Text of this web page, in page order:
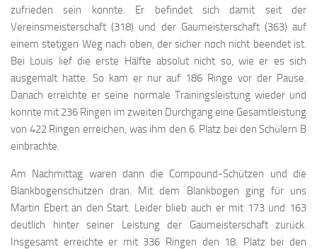
zufrieden sein konnte. Er befindet sich damit seit der
Vereinsmeisterschaft (318) und der Gaumeisterschaft (363) auf
einem stetigen Weg nach oben, der sicher noch nicht beendet ist.
Bei Louis lief die erste Hälfte absolut nicht so, wie er es sich
ausgemalt hatte. So kam er nur auf 186 Ringe vor der Pause.
Danach erreichte er seine normale Trainingsleistung wieder und
konnte mit 236 Ringen im zweiten Durchgang eine Gesamtleistung
von 422 Ringen erreichen, was ihm den 6. Platz bei den Schülern B
einbrachte.
Am Nachmittag waren dann die Compound-Schützen und die
Blankbogenschützen dran. Mit dem Blankbogen ging für uns
Martin Ebert an den Start. Leider blieb auch er mit 173 und 163
deutlich hinter seiner Leistung der Gaumeisterschaft zurück.
Insgesamt erreichte er mit 336 Ringen den 18. Platz bei den